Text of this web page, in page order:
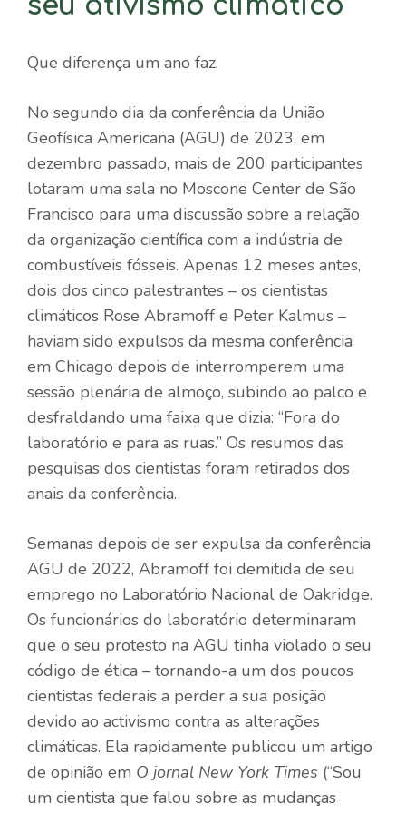
Que diferença um ano faz.
No segundo dia da conferência da União
Geofísica Americana (AGU) de 2023, em
dezembro passado, mais de 200 participantes
lotaram uma sala no Moscone Center de São
Francisco para uma discussão sobre a relação
da organização científica com a indústria de
combustíveis fósseis. Apenas 12 meses antes,
dois dos cinco palestrantes – os cientistas
climáticos Rose Abramoff e Peter Kalmus –
haviam sido expulsos da mesma conferência
em Chicago depois de interromperem uma
sessão plenária de almoço, subindo ao palco e
desfraldando uma faixa que dizia: “Fora do
laboratório e para as ruas.” Os resumos das
pesquisas dos cientistas foram retirados dos
anais da conferência.
Semanas depois de ser expulsa da conferência
AGU de 2022, Abramoff foi demitida de seu
emprego no Laboratório Nacional de Oakridge.
Os funcionários do laboratório determinaram
que o seu protesto na AGU tinha violado o seu
código de ética – tornando-a um dos poucos
cientistas federais a perder a sua posição
devido ao activismo contra as alterações
climáticas. Ela rapidamente publicou um artigo
de opinião em O jornal New York Times (“Sou
um cientista que falou sobre as mudanças